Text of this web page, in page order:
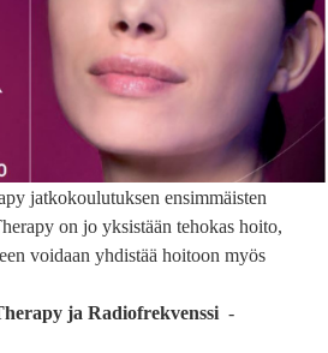
jatkokoulutuksen ensimmäisten
on jo yksistään tehokas hoito,
voidaan yhdistää hoitoon myös
ja Radiofrekvenssi -